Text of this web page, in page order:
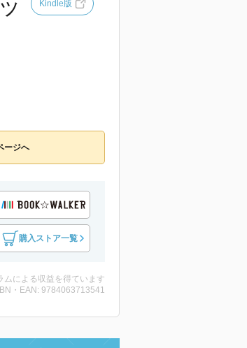
Kindle版
ージへ
購入ストア一覧
ムによる収益を得ています
・EAN: 9784063713541